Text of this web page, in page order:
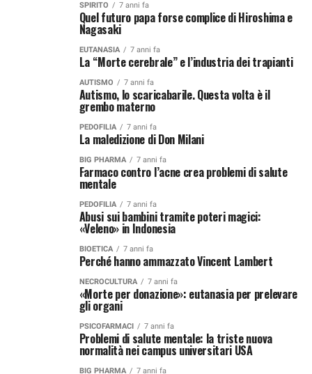
SPIRITO 7 anni fa
Quel futuro papa forse complice di Hiroshima e
Nagasaki
EUTANASIA 7 anni fa
La “Morte cerebrale” e l’industria dei trapianti
AUTISMO 7 anni fa
Autismo, lo scaricabarile. Questa volta è il
grembo materno
PEDOFILIA 7 anni fa
La maledizione di Don Milani
BIG PHARMA 7 anni fa
Farmaco contro l’acne crea problemi di salute
mentale
PEDOFILIA 7 anni fa
Abusi sui bambini tramite poteri magici:
«Veleno» in Indonesia
BIOETICA 7 anni fa
Perché hanno ammazzato Vincent Lambert
NECROCULTURA 7 anni fa
«Morte per donazione»: eutanasia per prelevare
gli organi
PSICOFARMACI 7 anni fa
Problemi di salute mentale: la triste nuova
normalità nei campus universitari USA
BIG PHARMA 7 anni fa